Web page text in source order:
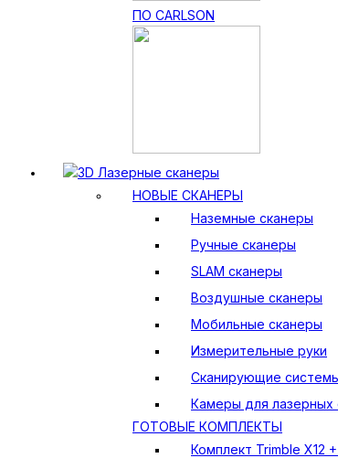
ПО CARLSON
3D Лазерные сканеры
НОВЫЕ СКАНЕРЫ
Наземные сканеры
Ручные сканеры
SLAM сканеры
Воздушные сканеры
Мобильные сканеры
Измерительные руки
Сканирующие
Камеры для лазерных
ГОТОВЫЕ КОМПЛЕКТЫ
Комплект Trimble X12 +